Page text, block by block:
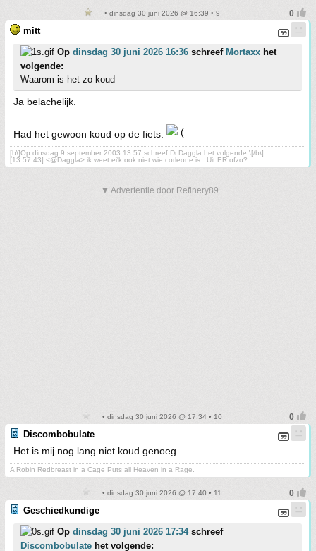
• dinsdag 30 juni 2026 @ 16:39 • 9
mitt
Op dinsdag 30 juni 2026 16:36 schreef Mortaxx het
volgende:
Waarom is het zo koud
Ja belachelijk.
Had het gewoon koud op de fiets.
[b\]Op dinsdag 9 september 2003 13:57 schreef Dr.Daggla het volgende:\[/b\]
[13:57:43] <@Daggla> ik weet ei'k ook niet wie corleone is.. Uit ER ofzo?
▼ Advertentie door Refinery89
• dinsdag 30 juni 2026 @ 17:34 • 10
Discombobulate
Het is mij nog lang niet koud genoeg.
A Robin Redbreast in a Cage Puts all Heaven in a Rage.
• dinsdag 30 juni 2026 @ 17:40 • 11
Geschiedkundige
Op dinsdag 30 juni 2026 17:34schreef
Discombobulate het volgende: